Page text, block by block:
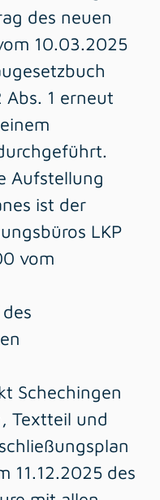
des neuen
10.03.2025
Abs. 1 erneut
Aufstellung
ist der
LKP
vom
Schechingen
Textteil und
11.12.2025 des